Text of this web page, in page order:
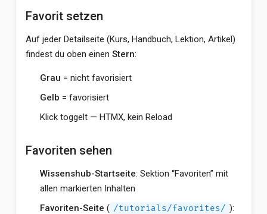
Favorit setzen
Auf jeder Detailseite (Kurs, Handbuch, Lektion, Artikel)
findest du oben einen Stern:
Grau = nicht favorisiert
Gelb = favorisiert
Klick toggelt — HTMX, kein Reload
Favoriten sehen
Wissenshub-Startseite: Sektion “Favoriten” mit
allen markierten Inhalten
Favoriten-Seite ( /tutorials/favorites/ ):